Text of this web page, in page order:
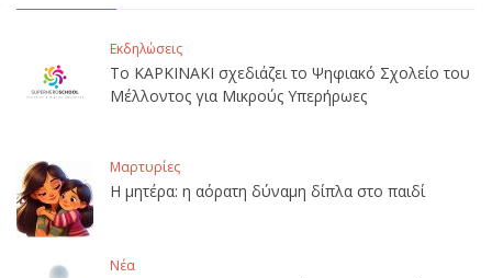
Εκδηλώσεις
Το ΚΑΡΚΙΝΑΚΙ σχεδιάζει το Ψηφιακό Σχολείο του
Μέλλοντος για Μικρούς Υπερήρωες
Μαρτυρίες
Η μητέρα: η αόρατη δύναμη δίπλα στο παιδί
Νέα